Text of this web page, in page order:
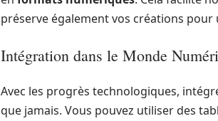
préserve également vos créations
Intégration dans le Monde
Avec les progrès technologiques,
que jamais. Vous pouvez utiliser des